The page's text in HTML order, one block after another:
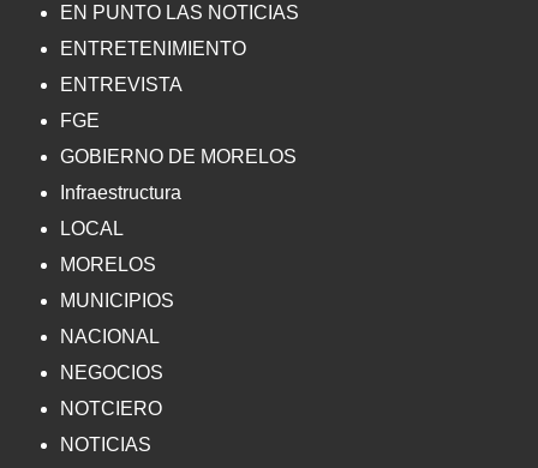
EN PUNTO LAS NOTICIAS
ENTRETENIMIENTO
ENTREVISTA
FGE
GOBIERNO DE MORELOS
Infraestructura
LOCAL
MORELOS
MUNICIPIOS
NACIONAL
NEGOCIOS
NOTCIERO
NOTICIAS